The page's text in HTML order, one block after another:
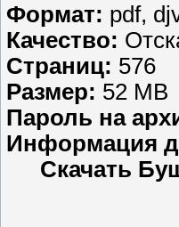
Формат: pdf,
Качество:
Страниц: 576
Размер: 52 MB
Пароль на
Информация
Скачать